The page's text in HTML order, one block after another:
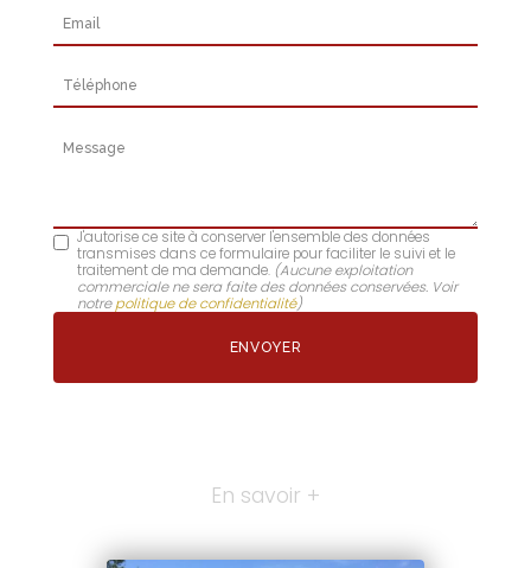
Email
Téléphone
Message
J'autorise ce site à conserver l'ensemble des données
transmises dans ce formulaire pour faciliter le suivi et le
traitement de ma demande. (Aucune exploitation
commerciale ne sera faite des données conservées. Voir
notrepolitique de confidentialité)
En savoir +